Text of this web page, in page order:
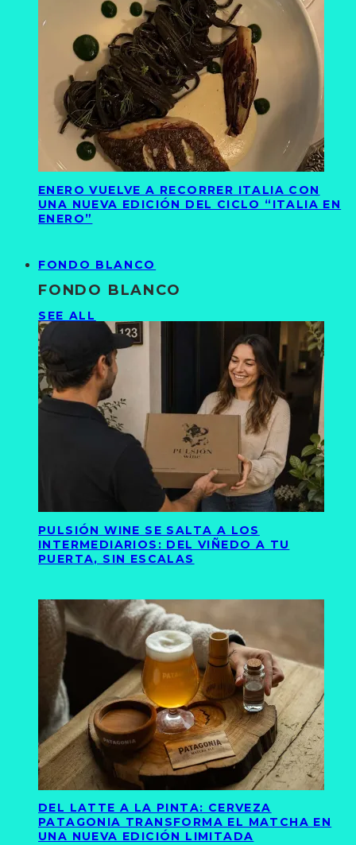
ENERO VUELVE A RECORRER ITALIA CON
UNA NUEVA EDICIÓN DEL CICLO “ITALIA EN
ENERO”
FONDO BLANCO
FONDO BLANCO
SEE ALL
PULSIÓN WINE SE SALTA A LOS
INTERMEDIARIOS: DEL VIÑEDO A TU
PUERTA, SIN ESCALAS
DEL LATTE A LA PINTA: CERVEZA
PATAGONIA TRANSFORMA EL MATCHA EN
UNA NUEVA EDICIÓN LIMITADA